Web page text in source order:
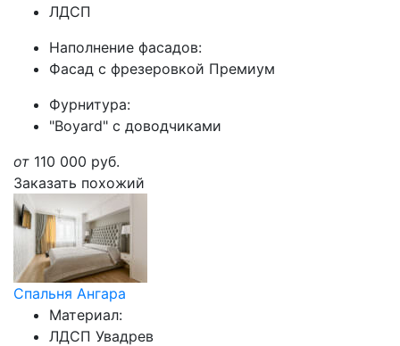
ЛДСП
Наполнение фасадов:
Фасад с фрезеровкой Премиум
Фурнитура:
"Boyard" с доводчиками
от 110 000 руб.
Заказать похожий
Спальня Ангара
Материал:
ЛДСП Увадрев